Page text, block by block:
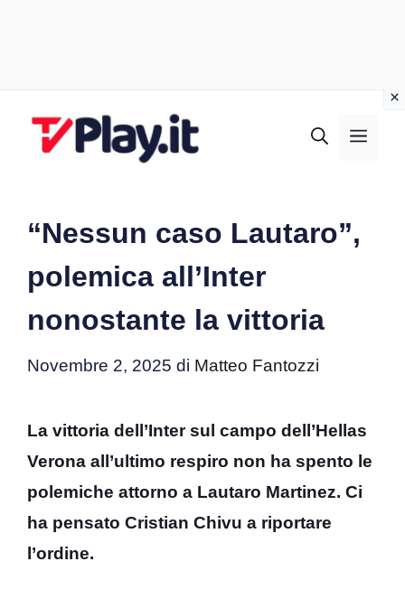
“Nessun caso Lautaro”,
polemica all’Inter
nonostante la vittoria
Novembre 2, 2025 di Matteo Fantozzi
La vittoria dell’Inter sul campo dell’Hellas
Verona all’ultimo respiro non ha spento le
polemiche attorno a Lautaro Martinez. Ci
ha pensato Cristian Chivu a riportare
l’ordine.